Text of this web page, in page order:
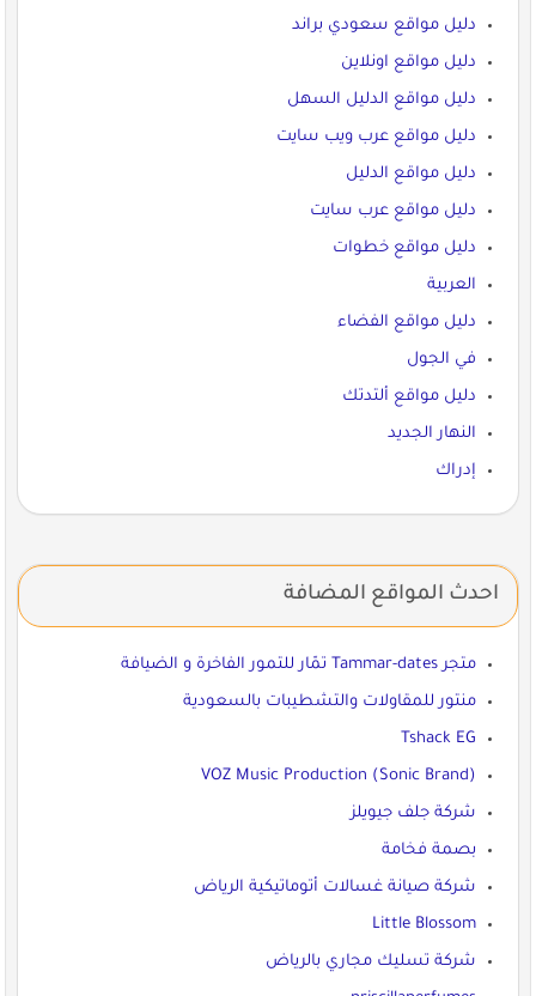
دليل مواقع سعودي براند
دليل مواقع اونلاين
دليل مواقع الدليل السهل
دليل مواقع عرب ويب سايت
دليل مواقع الدليل
دليل مواقع عرب سايت
دليل مواقع خطوات
العربية
دليل مواقع الفضاء
في الجول
دليل مواقع ألتدتك
النهار الجديد
إدراك
احدث المواقع المضافة
متجر Tammar-dates تمّار للتمور الفاخرة و الضيافة
منتور للمقاولات والتشطيبات بالسعودية
Tshack EG
VOZ Music Production (Sonic Brand)
شركة جلف جيويلز
بصمة فخامة
شركة صيانة غسالات أتوماتيكية الرياض
Little Blossom
شركة تسليك مجاري بالرياض